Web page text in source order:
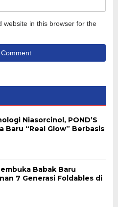
website in this browser for the
Niasorcinol, POND’S
Baru “Real Glow” Berbasis
Babak Baru
7 Generasi Foldables di